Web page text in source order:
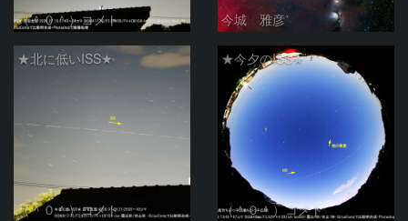
（＾０＾）コメト 今城 雅彦
★北に低いISS★
（＾０＾）コメト
★今夕のISS★
（＾０＾）コメト